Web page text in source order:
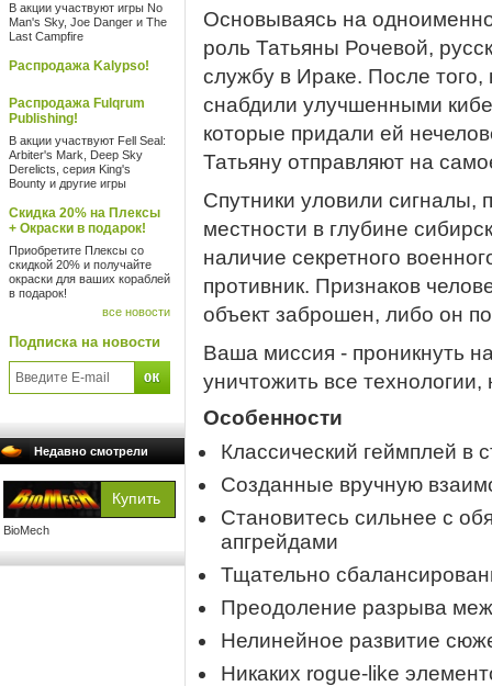
В акции участвуют игры No
Man's Sky, Joe Danger и The
Last Campfire
Распродажа Kalypso!
Распродажа Fulqrum
Publishing!
В акции участвуют Fell Seal:
Arbiter's Mark, Deep Sky
Derelicts, серия King's
Bounty и другие игры
Скидка 20% на Плексы
+ Окраски в подарок!
Приобретите Плексы со
скидкой 20% и получайте
окраски для ваших кораблей
в подарок!
все новости
Подписка на новости
Недавно смотрели
BioMech
Основываясь на
роль Татьяны Рочевой,
службу в Ираке. После
снабдили улучшенными
которые придали ей
Татьяну отправляют на
Спутники уловили
местности в глубине
наличие секретного
противник. Признаков
объект заброшен, либо он
Ваша миссия - проникнуть
уничтожить все
Особенности
Классический геймплей в
Созданные вручную
Становитесь сильнее с
апгрейдами
Тщательно
Преодоление разрыва
Нелинейное развитие
Никаких rogue-like